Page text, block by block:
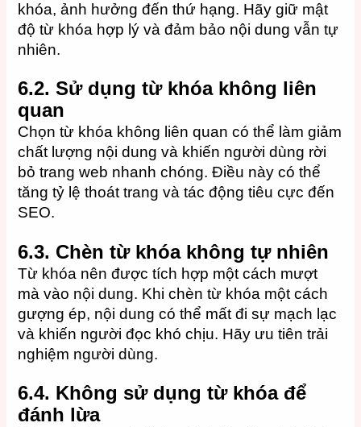
khóa, ảnh hưởng đến thứ hạng. Hãy giữ mật
độ từ khóa hợp lý và đảm bảo nội dung vẫn tự
nhiên.
6.2. Sử dụng từ khóa không liên
quan
Chọn từ khóa không liên quan có thể làm giảm
chất lượng nội dung và khiến người dùng rời
bỏ trang web nhanh chóng. Điều này có thể
tăng tỷ lệ thoát trang và tác động tiêu cực đến
SEO.
6.3. Chèn từ khóa không tự nhiên
Từ khóa nên được tích hợp một cách mượt
mà vào nội dung. Khi chèn từ khóa một cách
gượng ép, nội dung có thể mất đi sự mạch lạc
và khiến người đọc khó chịu. Hãy ưu tiên trải
nghiệm người dùng.
6.4. Không sử dụng từ khóa để
đánh lừa